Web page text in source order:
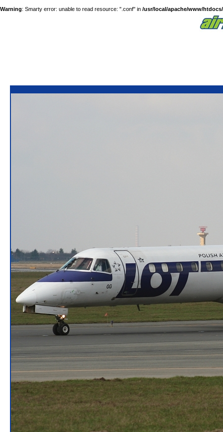
Warning: Smarty error: unable to read resource: ".conf" in /usr/local/apache/www/